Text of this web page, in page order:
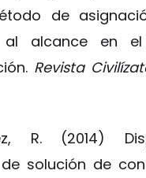
de
al alcance en
Revista
R. (2014)
solución de